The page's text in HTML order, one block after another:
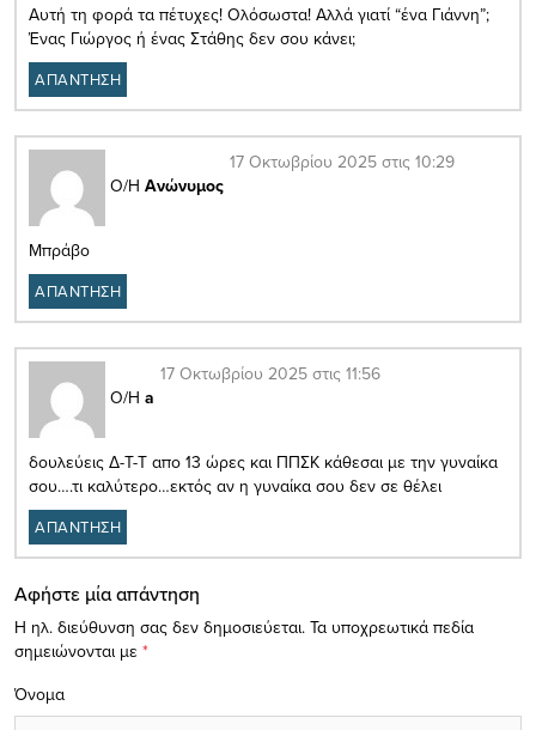
Αυτή τη φορά τα πέτυχες! Ολόσωστα! Αλλά γιατί “ένα Γιάννη”;
Ένας Γιώργος ή ένας Στάθης δεν σου κάνει;
ΑΠΑΝΤΗΣΗ
Ο/Η Ανώνυμος
17 Οκτωβρίου 2025 στις 10:29
Μπράβο
ΑΠΑΝΤΗΣΗ
Ο/Η a
17 Οκτωβρίου 2025 στις 11:56
δουλεύεις Δ-Τ-Τ απο 13 ώρες και ΠΠΣΚ κάθεσαι με την γυναίκα
σου….τι καλύτερο…εκτός αν η γυναίκα σου δεν σε θέλει
ΑΠΑΝΤΗΣΗ
Αφήστε μία απάντηση
Η ηλ. διεύθυνση σας δεν δημοσιεύεται. Τα υποχρεωτικά πεδία
σημειώνονται με *
Όνομα